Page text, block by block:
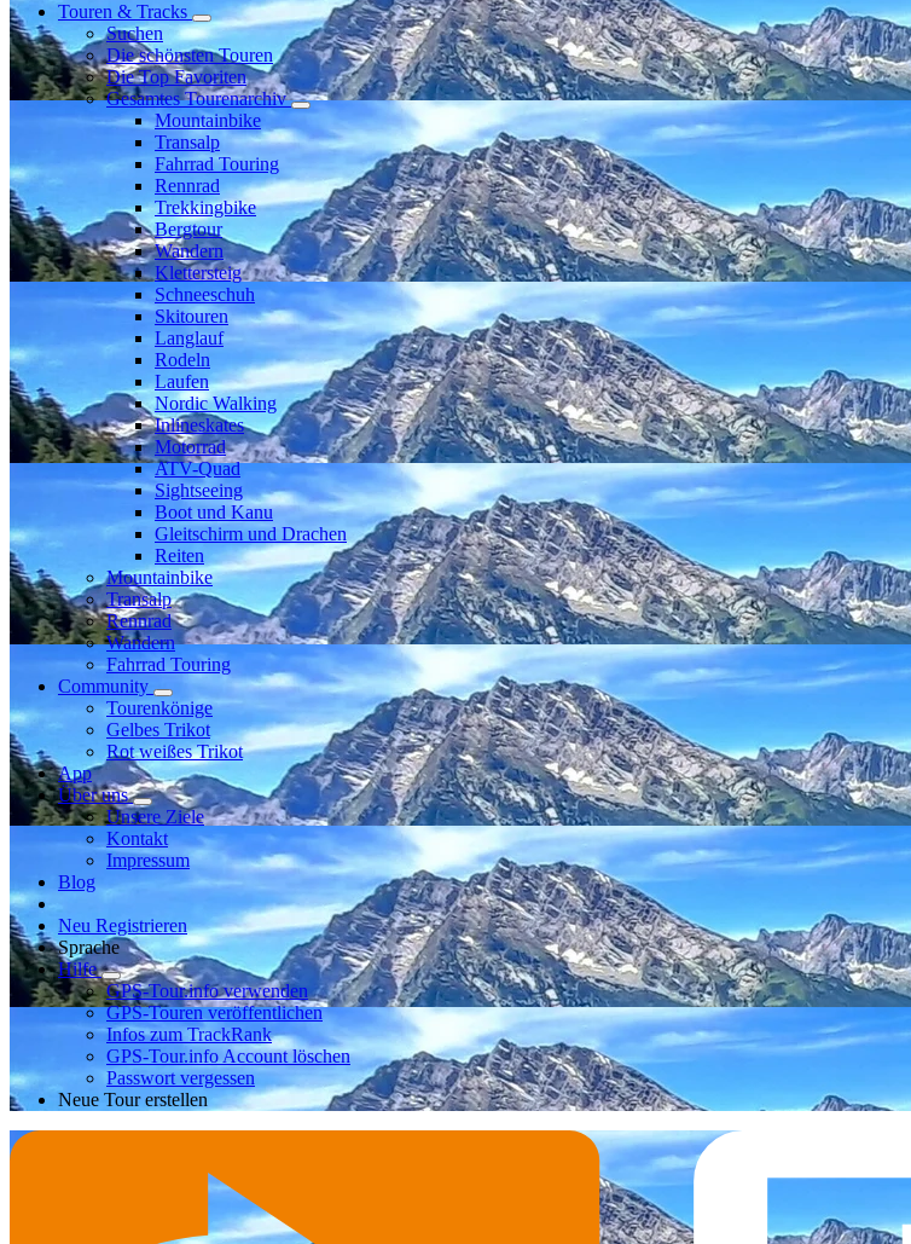
Touren & Tracks
Suchen
Die schönsten Touren
Die Top Favoriten
Gesamtes Tourenarchiv
Mountainbike
Transalp
Fahrrad Touring
Rennrad
Trekkingbike
Bergtour
Wandern
Klettersteig
Schneeschuh
Skitouren
Langlauf
Rodeln
Laufen
Nordic Walking
Inlineskates
Motorrad
ATV-Quad
Sightseeing
Boot und Kanu
Gleitschirm und Drachen
Reiten
Mountainbike
Transalp
Rennrad
Wandern
Fahrrad Touring
Community
Tourenkönige
Gelbes Trikot
Rot weißes Trikot
App
Über uns
Unsere Ziele
Kontakt
Impressum
Blog
Neu Registrieren
Sprache
Hilfe
GPS-Tour.info verwenden
GPS-Touren veröffentlichen
Infos zum TrackRank
GPS-Tour.info Account löschen
Passwort vergessen
Neue Tour erstellen